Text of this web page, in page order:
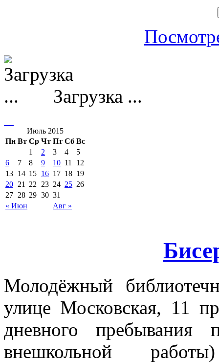
Загрузка ...
Июль 2015
Пн Вт Ср Чт Пт Сб Вс
« Июн Авг »
1 2 3 4
5
6
7 8 9 10 11
12
13 14 15 16 17 18 19
20 21 22 23 24 25 26
27 28 29 30 31
Молодёжный
улице Московская, 11
дневного
внешкольной